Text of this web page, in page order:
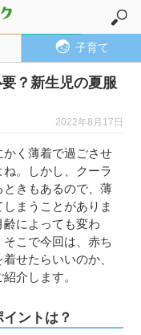
子育て
？新生児の夏服
2022年8月17日
く薄着で過ごさせ
。しかし、クーラ
きもあるので、薄
まうことがありま
によっても変わ
こで今回は、赤ち
せたらいいのか、
介します。
ントは？